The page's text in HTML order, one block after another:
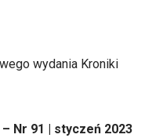
wydania Kroniki
Nr 91 | styczeń 2023